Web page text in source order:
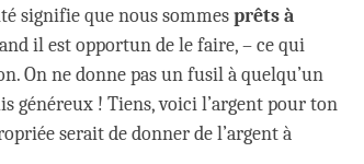
signifie que nous sommesprêts à
il est opportun de le faire, – ce qui
On ne donne pas un fusil à quelqu’un
généreux ! Tiens, voici l’argent pour ton
serait de donner de l’argent à